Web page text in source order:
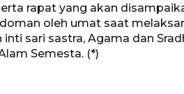
rapat yang akan
oleh umat saat
sari sastra, Agama dan
Semesta. (*)
160